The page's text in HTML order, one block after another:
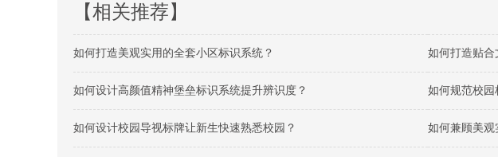
【相关推荐】
如何打造美观实用的全套小区标识系统？ 如何打造贴合
如何设计高颜值精神堡垒标识系统提升辨识度？ 如何规范校园
如何设计校园导视标牌让新生快速熟悉校园？ 如何兼顾美观